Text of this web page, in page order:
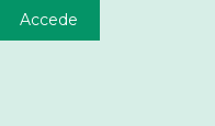
Accede